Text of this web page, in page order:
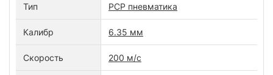
Тип PCP пневматика
Калибр 6.35 мм
Скорость 200 м/c